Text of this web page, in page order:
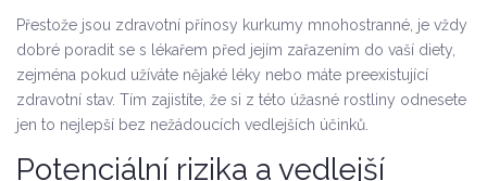
Přestože jsou zdravotní přínosy kurkumy mnohostranné, je vždy
dobré poradit se s lékařem před jejím zařazením do vaší diety,
zejména pokud užíváte nějaké léky nebo máte preexistující
zdravotní stav. Tím zajistíte, že si z této úžasné rostliny odnesete
jen to nejlepší bez nežádoucích vedlejších účinků.
Potenciální rizika a vedlejší